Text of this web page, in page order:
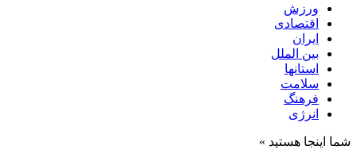
ورزش
اقتصادی
ایران
بین الملل
استانها
سلامت
فرهنگ
انرژی
شما اینجا هستید »